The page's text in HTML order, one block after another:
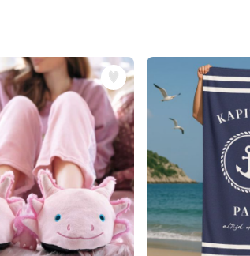
29,99 €
Polaroid-look
Gepersonaliseerde
Geurhanger set van 2
19,99 €
Personaliseerbaar
Gepersonaliseerd houten
waar het begon
24,99 €